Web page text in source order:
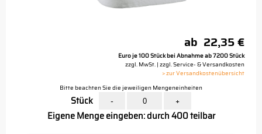
ab 22,35 €
Euro je 100 Stück bei Abnahme ab 7200 Stück
zzgl. MwSt. | zzgl. Service- & Versandkosten
> zur Versandkostenübersicht
Bitte beachten Sie die jeweiligen Mengeneinheiten
Stück - +
Eigene Menge eingeben: durch 400 teilbar